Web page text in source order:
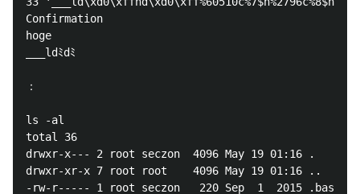
Confirmation
hoge
___ldﾐdﾐ
：
ls -al
total 36
drwxr-x--- 2 root seczon  4096 May 19 01:16 .
drwxr-xr-x 7 root root    4096 May 19 01:16 ..
-rw-r----- 1 root seczon   220 Sep  1  2015